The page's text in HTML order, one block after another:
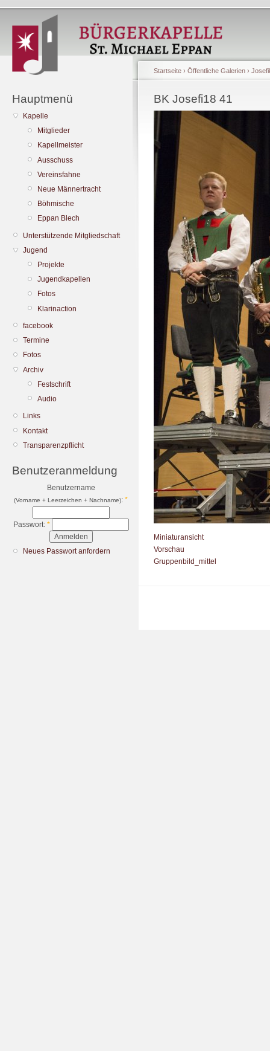
Hauptmenü
Kapelle
Mitglieder
Kapellmeister
Ausschuss
Vereinsfahne
Neue Männertracht
Böhmische
Eppan Blech
Unterstützende Mitgliedschaft
Jugend
Projekte
Jugendkapellen
Fotos
Klarinaction
facebook
Termine
Fotos
Archiv
Festschrift
Audio
Links
Kontakt
Transparenzpflicht
Benutzeranmeldung
Benutzername
(Vorname + Leerzeichen + Nachname): *
Passwort: *
Neues Passwort anfordern
Startseite › Öffentliche Galerien ›
BK Josefi18 41
Miniaturansicht
Vorschau
Gruppenbild_mittel